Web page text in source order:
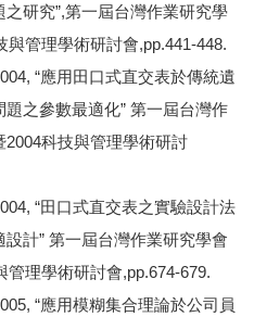
研究”,第一屆台灣作業研究學
與管理學術研討會,pp.441-448.
“應用田口式直交表於傳統遺
之參數最適化” 第一屆台灣作
科技與管理學術研討
“田口式直交表之實驗設計法
計” 第一屆台灣作業研究學會
管理學術研討會,pp.674-679.
“應用模糊集合理論於公司員